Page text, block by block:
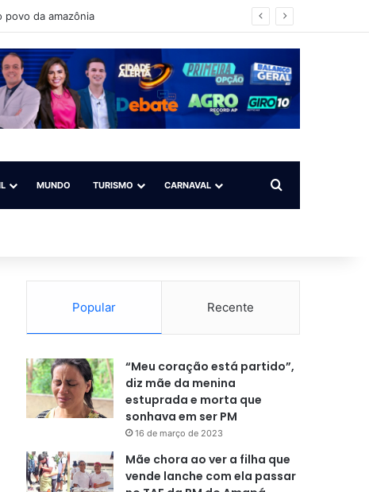
é para todos”
MUNDO TURISMO CARNAVAL Procurar por
Popular Recente
“Meu coração está partido”,
diz mãe da menina
estuprada e morta que
sonhava em ser PM
16 de março de 2023
Mãe chora ao ver a filha que
vende lanche com ela passar